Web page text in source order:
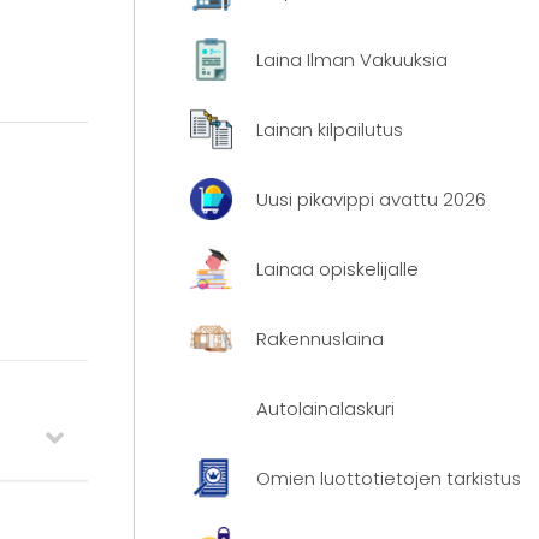
Laina Ilman Vakuuksia
Lainan kilpailutus
Uusi pikavippi avattu 2026
Lainaa opiskelijalle
Rakennuslaina
Autolainalaskuri
Omien luottotietojen tarkistus